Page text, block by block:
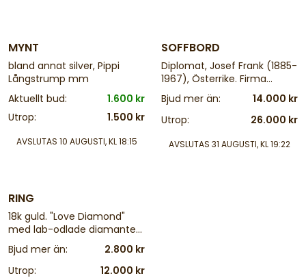
MYNT
bland annat silver, Pippi
Långstrump mm
Aktuellt bud:
1.600 kr
Utrop:
1.500 kr
AVSLUTAS 10 AUGUSTI, KL 18:15
SOFFBORD
Diplomat, Josef Frank (1885-
1967), Österrike. Firma
Svenskt Tenn. Mahogny, ej
märkt, Bredd: 105 cm. Djup:
105 cm. Höjd: 48 cm
Bjud mer än:
14.000 kr
Utrop:
26.000 kr
AVSLUTAS 31 AUGUSTI, KL 19:22
RING
18k guld. "Love Diamond"
med lab-odlade diamanter,
1,54 ct. Bruttovikt: 4,6 g.
Ringmått: 15,7
Bjud mer än:
2.800 kr
Utrop:
12.000 kr